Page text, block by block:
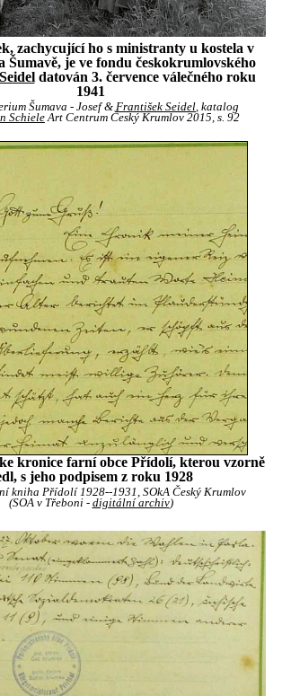
zachycující ho s ministranty u kostela v
Šumavě, je ve fondu českokrumlovského
Seideldatován 3. července válečného roku
1941
Šumava - Josef & František Seidel , katalog
Schiele Art Centrum Český Krumlov 2015, s. 92
kronice farní obce Přídolí, kterou vzorně
s jeho podpisem z roku 1928
kniha Přídolí 1928--1931, SOkA Český Krumlov
(SOA v Třeboni - digitální archiv)